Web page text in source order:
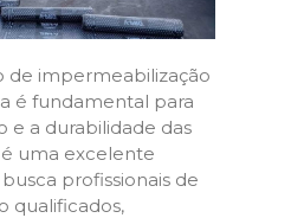
de impermeabilização
é fundamental para
e a durabilidade das
é uma excelente
profissionais de
qualificados,